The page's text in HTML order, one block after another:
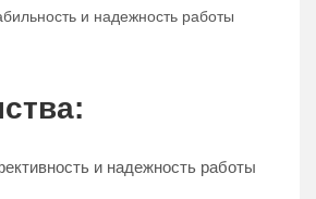
и надежность работы
и надежность работы